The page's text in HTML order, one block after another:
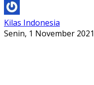
Kilas Indonesia
Senin, 1 November 2021